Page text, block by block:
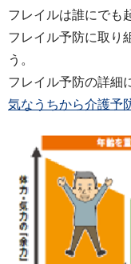
フレイルは誰にでも
フレイル予防に取り
う。
フレイル予防の詳細
気なうちから介護予